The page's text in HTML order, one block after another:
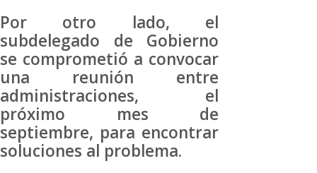
Por otro lado, el
subdelegado de Gobierno
se comprometió a convocar
una reunión entre
administraciones, el
próximo mes de
septiembre, para encontrar
soluciones al problema.